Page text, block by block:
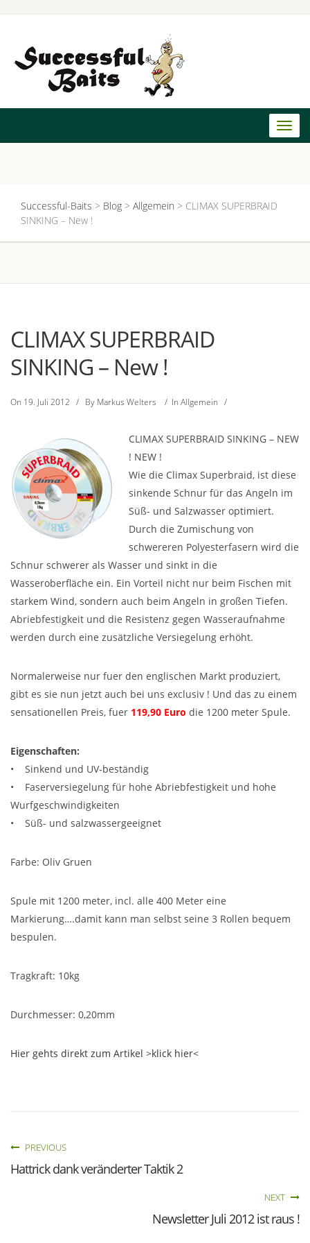
Successful-Baits > Blog > Allgemein > CLIMAX SUPERBRAID
SINKING – New !
CLIMAX SUPERBRAID
SINKING – New !
On 19. Juli 2012 / By Markus Welters / In Allgemein /
CLIMAX SUPERBRAID SINKING – NEW
! NEW !
Wie die Climax Superbraid, ist diese
sinkende Schnur für das Angeln im
Süß- und Salzwasser optimiert.
Durch die Zumischung von
schwereren Polyesterfasern wird die
Schnur schwerer als Wasser und sinkt in die
Wasseroberfläche ein. Ein Vorteil nicht nur beim Fischen mit
starkem Wind, sondern auch beim Angeln in großen Tiefen.
Abriebfestigkeit und die Resistenz gegen Wasseraufnahme
werden durch eine zusätzliche Versiegelung erhöht.
Normalerweise nur fuer den englischen Markt produziert,
gibt es sie nun jetzt auch bei uns exclusiv ! Und das zu einem
sensationellen Preis, fuer 119,90 Euro die 1200 meter Spule.
Eigenschaften:
• Sinkend und UV-beständig
• Faserversiegelung für hohe Abriebfestigkeit und hohe
Wurfgeschwindigkeiten
• Süß- und salzwassergeeignet
Farbe: Oliv Gruen
Spule mit 1200 meter, incl. alle 400 Meter eine
Markierung….damit kann man selbst seine 3 Rollen bequem
bespulen.
Tragkraft: 10kg
Durchmesser: 0,20mm
Hier gehts direkt zum Artikel >klick hier<
PREVIOUS
Hattrick dank veränderter Taktik 2
NEXT
Newsletter Juli 2012 ist raus !